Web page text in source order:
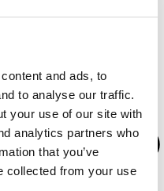
and ads, to
to analyse our traffic.
your use of our site with
analytics partners who
that you’ve
collected from your use